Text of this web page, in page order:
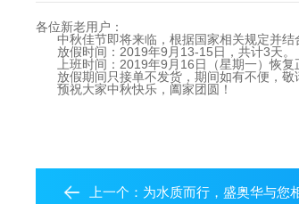
各位新老用户：
中秋佳节即将来临，根据国家相关规定并结
放假时间：2019年9月13-15日，共计3天。
上班时间：2019年9月16日（星期一）恢复
放假期间只接单不发货，期间如有不便，敬
预祝大家中秋快乐，阖家团圆！
上一个： 为水质而行，盛奥华与您